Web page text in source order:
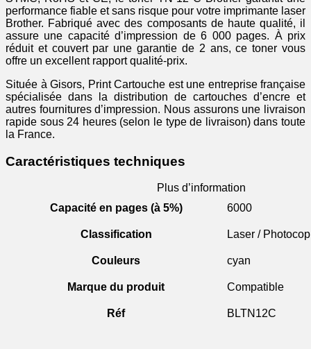
performance fiable et sans risque pour votre imprimante laser
Brother. Fabriqué avec des composants de haute qualité, il
assure une capacité d’impression de 6 000 pages. À prix
réduit et couvert par une garantie de 2 ans, ce toner vous
offre un excellent rapport qualité-prix.
Située à Gisors, Print Cartouche est une entreprise française
spécialisée dans la distribution de cartouches d’encre et
autres fournitures d’impression. Nous assurons une livraison
rapide sous 24 heures (selon le type de livraison) dans toute
la France.
Caractéristiques techniques
Plus d’information
Capacité en pages (à 5%)
6000
Classification Laser /
Couleurs cyan
Marque du produit Compatible
Réf BLTN12C